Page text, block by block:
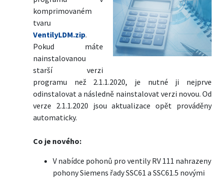
komprimovaném
tvaru
VentilyLDM.zip.
Pokud máte
nainstalovanou
starší verzi
programu než 2.1.1.2020, je nutné ji nejprve
odinstalovat a následně nainstalovat verzi novou. Od
verze 2.1.1.2020 jsou aktualizace opět prováděny
automaticky.
Co je nového:
V nabídce pohonů pro ventily RV 111 nahrazeny
pohony Siemens řady SSC61 a SSC61.5 novými